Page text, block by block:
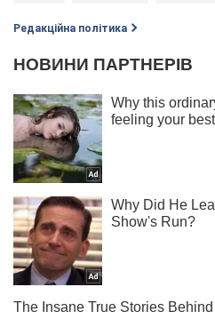
Редакційна політика